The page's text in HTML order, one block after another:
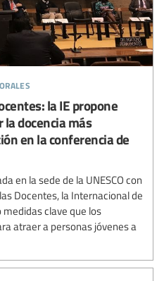
la IE propone
la docencia más
en la conferencia de
en la sede de la UNESCO con
Docentes, la Internacional de
medidas clave que los
atraer a personas jóvenes a